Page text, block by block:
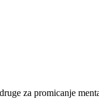
za promicanje